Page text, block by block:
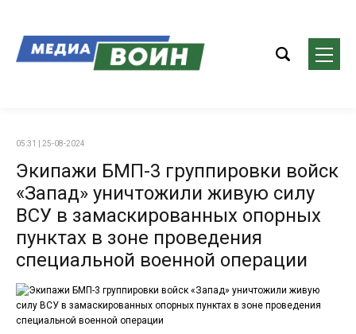
05:31 | 25-08-2024
Экипажи БМП-3 группировки войск
«Запад» уничтожили живую силу
ВСУ в замаскированных опорных
пунктах в зоне проведения
специальной военной операции